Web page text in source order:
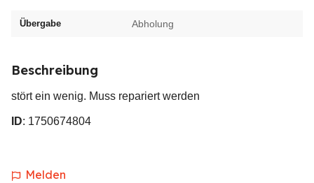
Übergabe Abholung
Beschreibung
stört ein wenig. Muss repariert werden
ID: 1750674804
Melden